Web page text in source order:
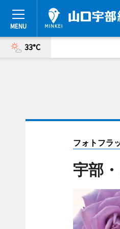
33°C
フォトフラ
宇部